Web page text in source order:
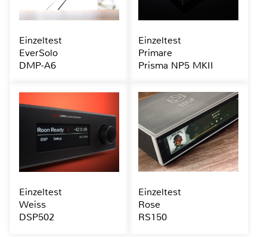
Einzeltest
EverSolo
DMP-A6
Einzeltest
Primare
Prisma NP5 MKII
Einzeltest
Weiss
DSP502
Einzeltest
Rose
RS150